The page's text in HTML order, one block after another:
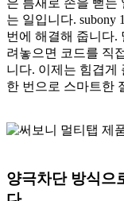
는 일입니다.
번에 해결해 줍니다.
려놓으면 코드를 직
니다. 이제는 힘겹게
한 번으로 스마트한
양극차단 방식으